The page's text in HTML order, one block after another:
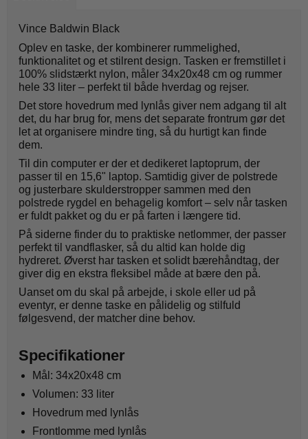
Vince Baldwin Black
Oplev en taske, der kombinerer rummelighed,
funktionalitet og et stilrent design. Tasken er fremstillet i
100% slidstærkt nylon, måler 34x20x48 cm og rummer
hele 33 liter – perfekt til både hverdag og rejser.
Det store hovedrum med lynlås giver nem adgang til alt
det, du har brug for, mens det separate frontrum gør det
let at organisere mindre ting, så du hurtigt kan finde
dem.
Til din computer er der et dedikeret laptoprum, der
passer til en 15,6" laptop. Samtidig giver de polstrede
og justerbare skulderstropper sammen med den
polstrede rygdel en behagelig komfort – selv når tasken
er fuldt pakket og du er på farten i længere tid.
På siderne finder du to praktiske netlommer, der passer
perfekt til vandflasker, så du altid kan holde dig
hydreret. Øverst har tasken et solidt bærehåndtag, der
giver dig en ekstra fleksibel måde at bære den på.
Uanset om du skal på arbejde, i skole eller ud på
eventyr, er denne taske en pålidelig og stilfuld
følgesvend, der matcher dine behov.
Specifikationer
Mål: 34x20x48 cm
Volumen: 33 liter
Hovedrum med lynlås
Frontlomme med lynlås